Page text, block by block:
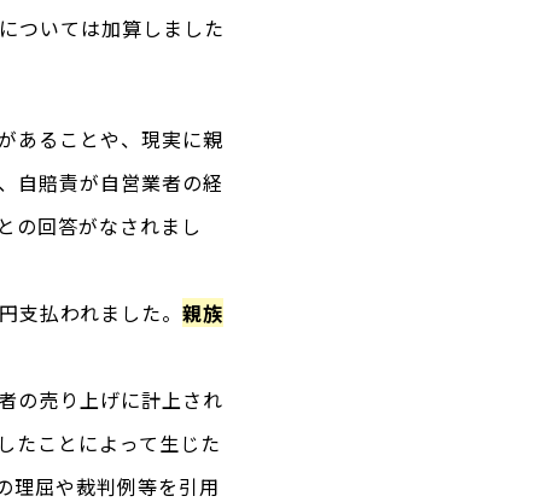
ついては加算しました
あることや、現実に親
自賠責が自営業者の経
の回答がなされまし
支払われました。親族
の売り上げに計上され
たことによって生じた
理屈や裁判例等を引用